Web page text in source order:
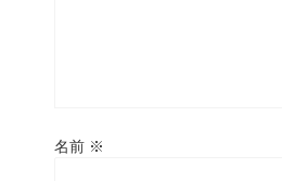
名前 ※